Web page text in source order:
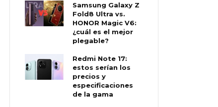
Samsung Galaxy Z
Fold8 Ultra vs.
HONOR Magic V6:
¿cuál es el mejor
plegable?
Redmi Note 17:
estos serían los
precios y
especificaciones
de la gama